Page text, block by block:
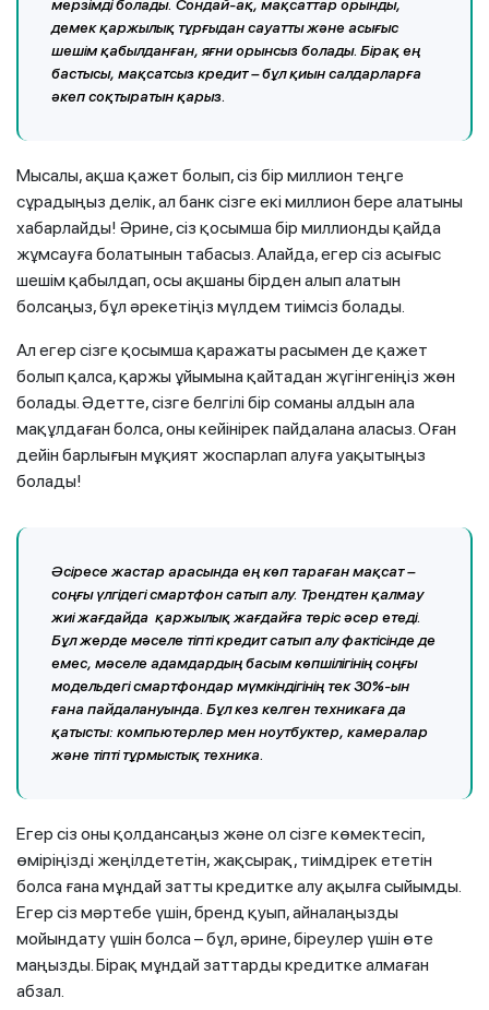
мерзімді болады. Сондай-ақ, мақсаттар орынды,
демек қаржылық тұрғыдан сауатты және асығыс
шешім қабылданған, яғни орынсыз болады. Бірақ ең
бастысы, мақсатсыз кредит – бұл қиын салдарларға
әкеп соқтыратын қарыз.
Мысалы, ақша қажет болып, сіз бір миллион теңге
сұрадыңыз делік, ал банк сізге екі миллион бере алатыны
хабарлайды! Әрине, сіз қосымша бір миллионды қайда
жұмсауға болатынын табасыз. Алайда, егер сіз асығыс
шешім қабылдап, осы ақшаны бірден алып алатын
болсаңыз, бұл әрекетіңіз мүлдем тиімсіз болады.
Ал егер сізге қосымша қаражаты расымен де қажет
болып қалса, қаржы ұйымына қайтадан жүгінгеніңіз жөн
болады. Әдетте, сізге белгілі бір соманы алдын ала
мақұлдаған болса, оны кейінірек пайдалана аласыз. Оған
дейін барлығын мұқият жоспарлап алуға уақытыңыз
болады!
Әсіресе жастар арасында ең көп тараған мақсат –
соңғы үлгідегі смартфон сатып алу. Трендтен қалмау
жиі жағдайда қаржылық жағдайға теріс әсер етеді.
Бұл жерде мәселе тіпті кредит сатып алу фактісінде де
емес, мәселе адамдардың басым көпшілігінің соңғы
модельдегі смартфондар мүмкіндігінің тек 30%-ын
ғана пайдалануында. Бұл кез келген техникаға да
қатысты: компьютерлер мен ноутбуктер, камералар
және тіпті тұрмыстық техника.
Егер сіз оны қолдансаңыз және ол сізге көмектесіп,
өміріңізді жеңілдететін, жақсырақ, тиімдірек ететін
болса ғана мұндай затты кредитке алу ақылға сыйымды.
Егер сіз мәртебе үшін, бренд қуып, айналаңызды
мойындату үшін болса – бұл, әрине, біреулер үшін өте
маңызды. Бірақ мұндай заттарды кредитке алмаған
абзал.